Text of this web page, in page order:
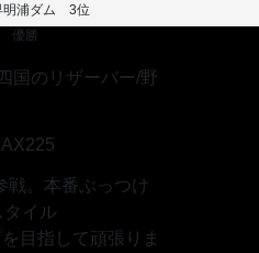
浦ダム 3位
優勝
国のリザーバー/野
戦。本番ぶっつけ
イル
目指して頑張りま